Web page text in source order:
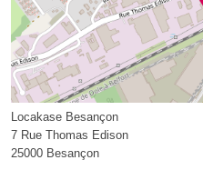
Locakase Besançon
7 Rue Thomas Edison
25000 Besançon